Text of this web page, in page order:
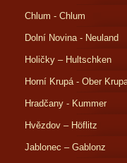
Chlum - Chlum
Dolní Novina - Neuland
Holičky – Hultschken
Horní Krupá - Ober
Hradčany - Kummer
Hvězdov – Höflitz
Jablonec – Gablonz